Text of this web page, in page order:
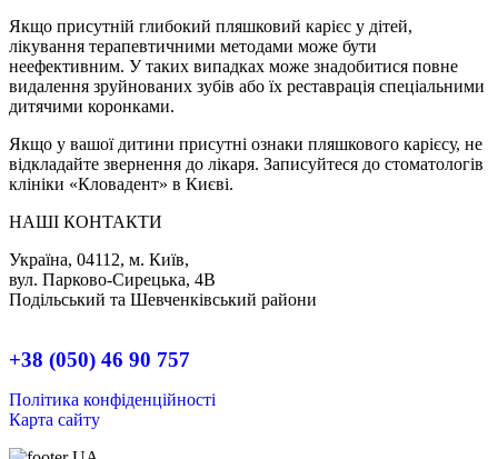
Якщо присутній глибокий пляшковий карієс у дітей,
лікування терапевтичними методами може бути
неефективним. У таких випадках може знадобитися повне
видалення зруйнованих зубів або їх реставрація спеціальними
дитячими коронками.
Якщо у вашої дитини присутні ознаки пляшкового карієсу, не
відкладайте звернення до лікаря. Записуйтеся до стоматологів
клініки «Кловадент» в Києві.
НАШІ КОНТАКТИ
Україна, 04112, м. Київ,
вул. Парково-Сирецька, 4В
Подільський та Шевченківський райони
+38 (050) 46 90 757
Політика конфіденційності
Карта сайту